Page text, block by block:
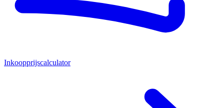
Inkoopprijscalculator